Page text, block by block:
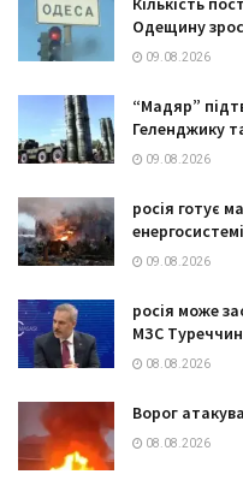
Одещину
09.08.2026
“Мадяр”
Геленджику
09.08.2026
росія готує
09.08.2026
росія може
МЗС
08.08.2026
Ворог
08.08.2026